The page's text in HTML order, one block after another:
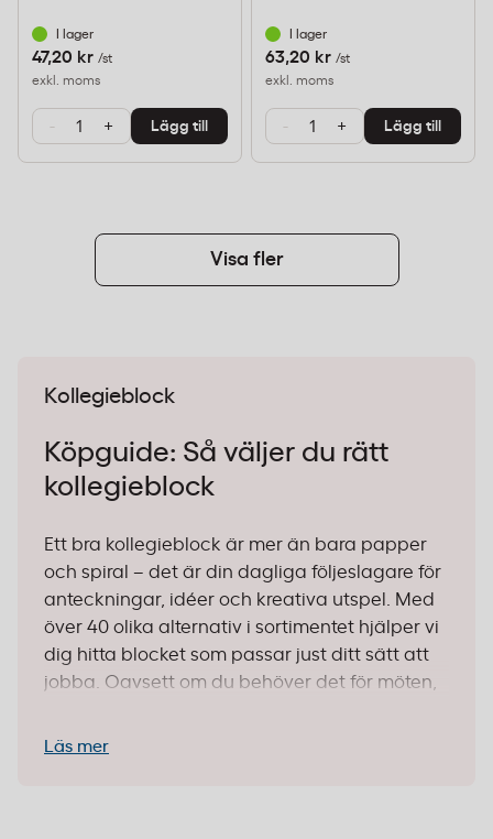
I lager
47,20 kr /st
exkl. moms
- + Lägg till
I lager
63,20 kr /st
exkl. moms
- + Lägg till
Visa fler
Kollegieblock
Köpguide: Så väljer du rätt
kollegieblock
Ett bra kollegieblock är mer än bara papper
och spiral – det är din dagliga följeslagare för
anteckningar, idéer och kreativa utspel. Med
över 40 olika alternativ i sortimentet hjälper vi
dig hitta blocket som passar just ditt sätt att
jobba. Oavsett om du behöver det för möten,
som funkar perfekt för dig.
Läs mer